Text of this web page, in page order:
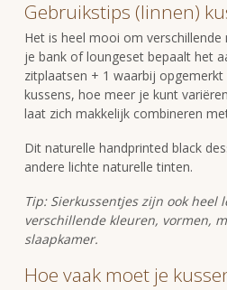
Gebruikstips (linnen)
Het is heel mooi om
je bank of loungeset bepaalt het
zitplaatsen + 1 waarbij
kussens, hoe meer je kunt
laat zich makkelijk combineren
Dit naturelle handprinted black
andere lichte naturelle tinten.
Tip: Sierkussentjes zijn ook
verschillende kleuren, vormen,
slaapkamer.
Hoe vaak moet je